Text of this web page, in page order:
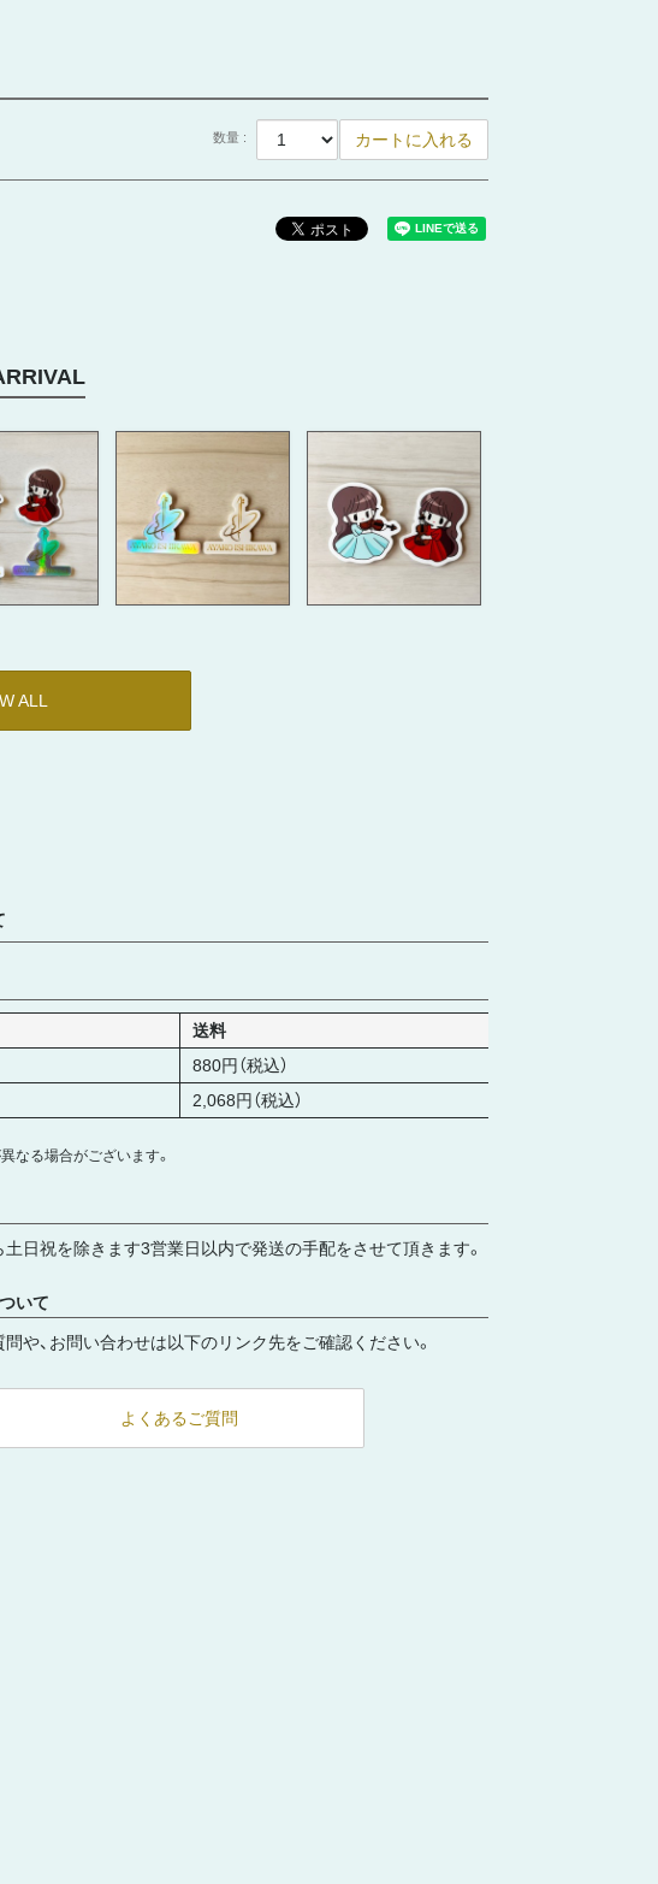
数量 :
ALL
送料
880円（税込）
2,068円（税込）
なる場合がございます。
日祝を除きます3営業日以内で発送の手配をさせて頂きます。
いて
や、お問い合わせは以下のリンク先をご確認ください。
よくあるご質問